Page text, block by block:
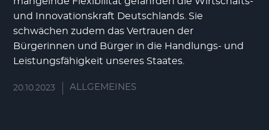
und Innovationskraft Deutschlands. Sie
schwächen zudem das Vertrauen der
Bürgerinnen und Bürger in die Handlungs- und
Leistungsfähigkeit unseres Staates.
20.10.2023 ALLGEMEINES